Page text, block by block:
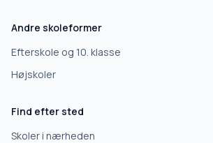
Andre skoleformer
Efterskole og 10. klasse
Højskoler
Find efter sted
Skoler i nærheden